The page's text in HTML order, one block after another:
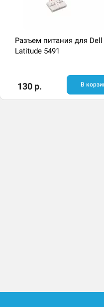
Разъем питания для Dell
Latitude 5491
130 р. В